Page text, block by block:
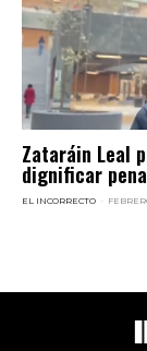
Zataráin Leal
dignificar
EL INCORRECTO -